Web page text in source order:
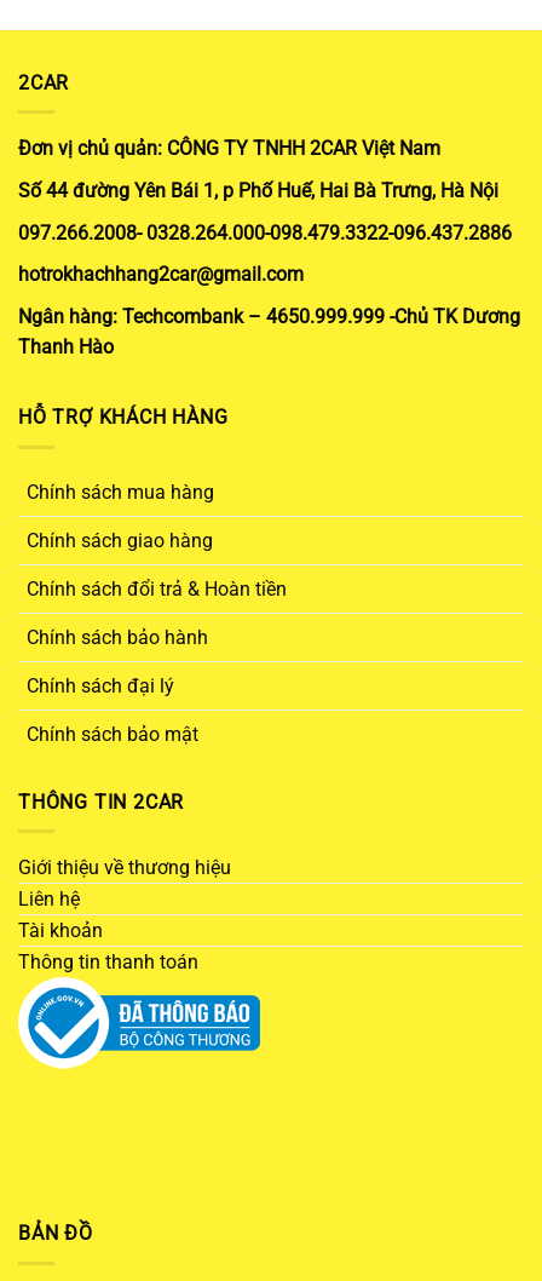
2CAR
Đơn vị chủ quản: CÔNG TY TNHH 2CAR Việt Nam
Số 44 đường Yên Bái 1, p Phố Huế, Hai Bà Trưng, Hà Nội
097.266.2008- 0328.264.000-098.479.3322-096.437.2886
hotrokhachhang2car@gmail.com
Ngân hàng: Techcombank – 4650.999.999 -Chủ TK Dương
Thanh Hào
HỖ TRỢ KHÁCH HÀNG
Chính sách mua hàng
Chính sách giao hàng
Chính sách đổi trả & Hoàn tiền
Chính sách bảo hành
Chính sách đại lý
Chính sách bảo mật
THÔNG TIN 2CAR
Giới thiệu về thương hiệu
Liên hệ
Tài khoản
Thông tin thanh toán
BẢN ĐỒ